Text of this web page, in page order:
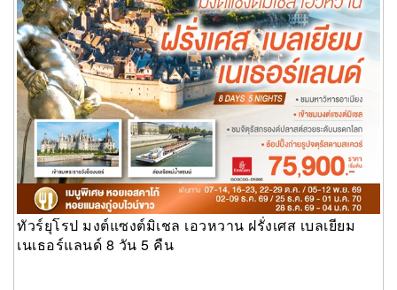
ทัวร์ยุโรป มงต์แซงต์มิเชล เอวหวาน ฝรั่งเศส เบลเยียม
เนเธอร์แลนด์ 8 วัน 5 คืน